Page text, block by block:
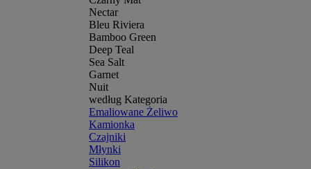
Nectar
Bleu Riviera
Bamboo Green
Deep Teal
Sea Salt
Garnet
Nuit
według Kategoria
Emaliowane Żeliwo
Kamionka
Czajniki
Młynki
Silikon